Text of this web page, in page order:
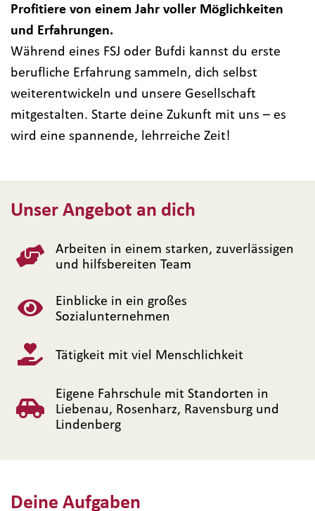
Profitiere von einem Jahr voller Möglichkeiten
und Erfahrungen.
Während eines FSJ oder Bufdi kannst du erste
berufliche Erfahrung sammeln, dich selbst
weiterentwickeln und unsere Gesellschaft
mitgestalten. Starte deine Zukunft mit uns – es
wird eine spannende, lehrreiche Zeit!
Deine Aufgaben
Unser Angebot an dich
Arbeiten in einem starken, zuverlässigen
und hilfsbereiten Team
Einblicke in ein großes
Sozialunternehmen
Tätigkeit mit viel Menschlichkeit
Eigene Fahrschule mit Standorten in
Liebenau, Rosenharz, Ravensburg und
Lindenberg